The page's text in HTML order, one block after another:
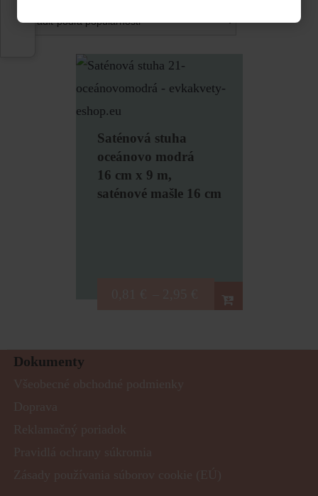
Saténová stuha
oceánovo modrá
16 cm x 9 m,
saténové mašle 16 cm
Dokumenty